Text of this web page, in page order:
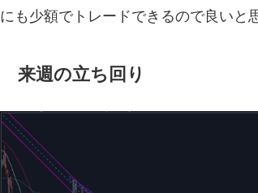
にも少額でトレードできるので良いと
来週の立ち回り